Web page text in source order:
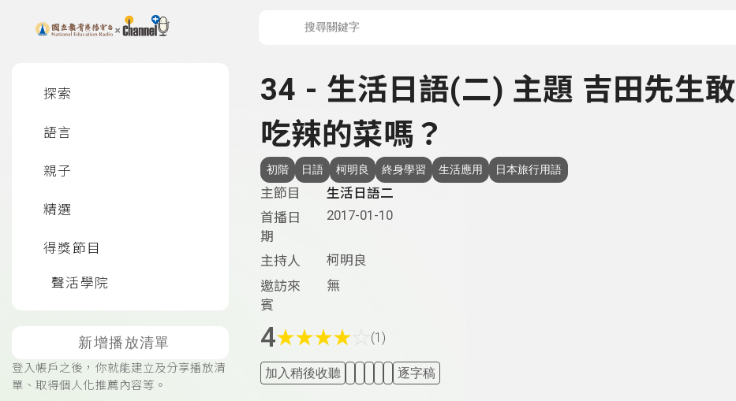
上方功能區塊
探索
語言
親子
精選
得獎節目
聲活學院
新增播放清單
登入帳戶之後，你就能建立及分享播放清
單、取得個人化推薦內容等。
34 - 生活日語(二) 主題 吉田先生敢
吃辣的菜嗎？
初階 日語 柯明良 終身學習 生活應用 日本旅行用語
主節目
生活日語二
首播日
期
2017-01-10
主持人
柯明良
邀訪來
賓
無
4★★★★ (1)
加入稍後收聽 逐字稿